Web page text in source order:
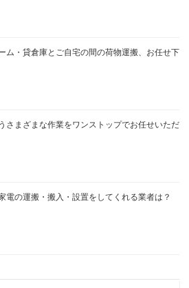
ム・貸倉庫とご自宅の間の荷物運搬、お任せ下
さまざまな作業をワンストップでお任せいただ
電の運搬・搬入・設置をしてくれる業者は？